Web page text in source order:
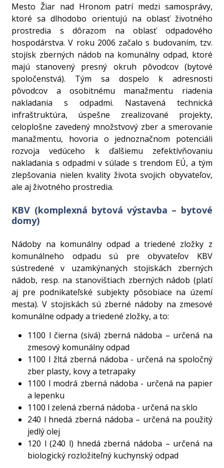
Mesto Žiar nad Hronom patrí medzi samosprávy,
ktoré sa dlhodobo orientujú na oblasť životného
prostredia s dôrazom na oblasť odpadového
hospodárstva. V roku 2006 začalo s budovaním, tzv.
stojísk zberných nádob na komunálny odpad, ktoré
majú stanovený presný okruh pôvodcov (bytové
spoločenstvá). Tým sa dospelo k adresnosti
pôvodcov a osobitnému manažmentu riadenia
nakladania s odpadmi. Nastavená technická
infraštruktúra, úspešne zrealizované projekty,
celoplošne zavedený množstvový zber a smerovanie
manažmentu, hovoria o jednoznačnom potenciáli
rozvoja vedúceho k ďalšiemu zefektívňovaniu
nakladania s odpadmi v súlade s trendom EÚ, a tým
zlepšovania nielen kvality života svojich obyvateľov,
ale aj životného prostredia.
KBV (komplexná bytová výstavba – bytové
domy)
Nádoby na komunálny odpad a triedené zložky z
komunálneho odpadu sú pre obyvateľov KBV
sústredené v uzamkýnaných stojiskách zberných
nádob, resp. na stanovištiach zberných nádob (platí
aj pre podnikateľské subjekty pôsobiace na území
mesta). V stojiskách sú zberné nádoby na zmesové
komunálne odpady a triedené zložky, a to:
1100 l čierna (sivá) zberná nádoba – určená na
zmesový komunálny odpad
1100 l žltá zberná nádoba - určená na spoločný
zber plasty, kovy a tetrapaky
1100 l modrá zberná nádoba - určená na papier
a lepenku
1100 l zelená zberná nádoba - určená na sklo
240 l hnedá zberná nádoba – určená na použitý
jedlý olej
120 l (240 l) hnedá zberná nádoba – určená na
biologický rozložiteľný kuchynský odpad